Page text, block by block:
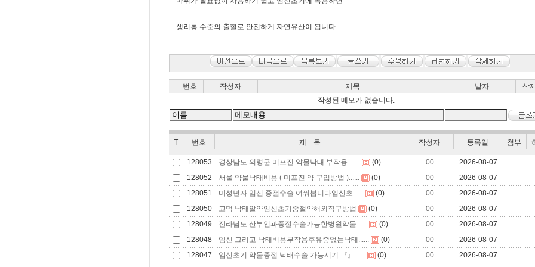
생리통 수준의 출혈로 안전하게 자연유산이 됩니다.
번호 작성자 제목 날자
삭제
작성된 메모가 없습니다.
T 번호 제 목 작성자 등록일 첨부
128053 경상남도 의령군 미프진 약물낙태 부작용 ...... (0) 00 2026-08-07
128052
서울 약물낙태비용 ( 미프진 약 구입방법 )...... (0) 00 2026-08-07
128051
미성년자 임신 중절수술 여쭤봅니다임신초...... (0) 00 2026-08-07
128050
고덕 낙태알약임신초기중절약해외직구방법 (0) 00 2026-08-07
128049
전라남도 산부인과중절수술가능한병원약물...... (0) 00 2026-08-07
128048
임신 그리고 낙태비용부작용후유증없는낙태...... (0) 00 2026-08-07
128047
임신초기 약물중절 낙태수술 가능시기 『』...... (0) 00 2026-08-07